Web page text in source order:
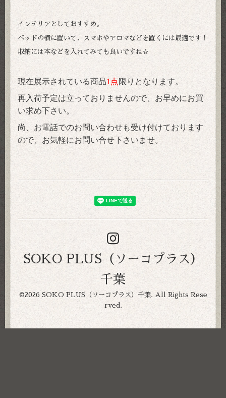
インテリアとしておすすめ。
ベッドの横に置いて、スマホやアロマなどを置くには最適です！
収納には本などを入れてみても良いですね☆
現在展示されている商品1点限りとなります。
再入荷予定は立っておりませんので、お早めにお買
い求め下さい。
尚、お電話でのお問い合わせも受け付けております
ので、お気軽にお問い合せ下さいませ。
SOKO PLUS（ソーコプラス）
千葉
©2026 SOKO PLUS（ソーコプラス）千葉. All Rights Rese
rved.